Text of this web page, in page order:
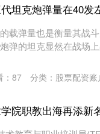
坦克炮弹量在40发
载弹量也是衡量其战
弹的坦克显然在战场
87 分类： 股票配资账
院职教出海再添新